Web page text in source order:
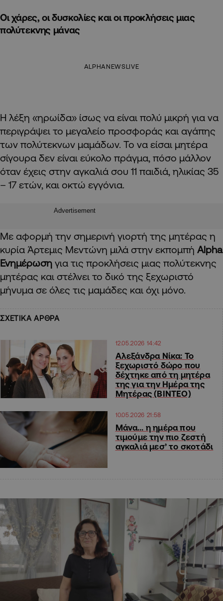
Οι χάρες, οι δυσκολίες και οι προκλήσεις μιας
πολύτεκνης μάνας
ALPHANEWSLIVE
Η λέξη «ηρωίδα» ίσως να είναι πολύ μικρή για να
περιγράψει το μεγαλείο προσφοράς και αγάπης
των πολύτεκνων μαμάδων. Το να είσαι μητέρα
σίγουρα δεν είναι εύκολο πράγμα, πόσο μάλλον
όταν έχεις στην αγκαλιά σου 11 παιδιά, ηλικίας 35
– 17 ετών, και οκτώ εγγόνια.
Advertisement
Με αφορμή την σημερινή γιορτή της μητέρας η
κυρία Άρτεμις Μεντώνη μιλά στην εκπομπή Alpha
Ενημέρωση για τις προκλήσεις μιας πολύτεκνης
μητέρας και στέλνει το δικό της ξεχωριστό
μήνυμα σε όλες τις μαμάδες και όχι μόνο.
ΣΧΕΤΙΚΑ ΑΡΘΡΑ
12.05.2026 14:42
Αλεξάνδρα Νίκα: Το
ξεχωριστό δώρο που
δέχτηκε από τη μητέρα
της για την Ημέρα της
Μητέρας (ΒΙΝΤΕΟ)
10.05.2026 21:58
Μάνα… η ημέρα που
τιμούμε την πιο ζεστή
αγκαλιά μεσ’ το σκοτάδι